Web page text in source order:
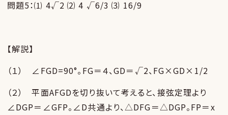
問題5：⑴ 4√2 ⑵ 4 √6/3 ⑶ 16/9
【解説】
（１） ∠FGD=90°。FG＝４、GD＝√2、FG×GD×1/2
（２） 平面AFGDを切り抜いて考えると、接弦定理より
∠DGP＝∠GFP。∠D共通より、△DFG＝△DGP。FP＝x